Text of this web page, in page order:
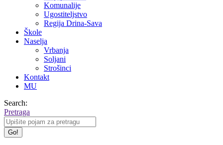
Komunalije
Ugostiteljstvo
Regija Drina-Sava
Škole
Naselja
Vrbanja
Soljani
Strošinci
Kontakt
MU
Search:
Pretraga